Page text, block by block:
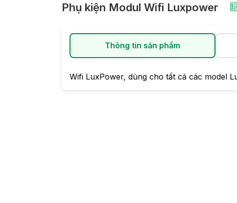
Phụ kiện Modul Wifi Luxpower
Thông tin sản phẩm
Wifi LuxPower, dùng cho tất cả các model